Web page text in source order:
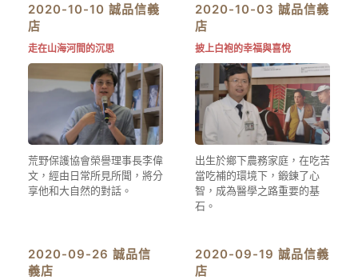
2020-10-10 誠品信義
店
走在山海河間的沉思
荒野保護協會榮譽理事長李偉
文，經由日常所見所聞，將分
享他和大自然的對話。
2020-10-03 誠品信義
店
披上白袍的幸福與喜悅
出生於鄉下農務家庭，在吃苦
當吃補的環境下，鍛鍊了心
智，成為醫學之路重要的基
石。
2020-09-26 誠品信
義店
2020-09-19 誠品信義
店